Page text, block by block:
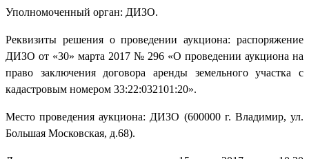
Уполномоченный орган: ДИЗО.
Реквизиты решения о проведении аукциона: распоряжение
ДИЗО от «30» марта 2017 № 296 «О проведении аукциона на
право заключения договора аренды земельного участка с
кадастровым номером 33:22:032101:20».
Место проведения аукциона: ДИЗО (600000 г. Владимир, ул.
Большая Московская, д.68).